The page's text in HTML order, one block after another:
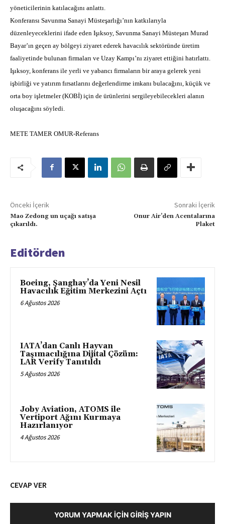
yöneticilerinin katılacağını anlattı.
Konferansı Savunma Sanayi Müsteşarlığı’nın katkılarıyla
düzenleyeceklerini ifade eden Işıksoy, Savunma Sanayi Müsteşarı Murad
Bayar’ın geçen ay bölgeyi ziyaret ederek havacılık sektöründe üretim
faaliyetinde bulunan firmaları ve Uzay Kampı’nı ziyaret ettiğini hatırlattı.
Işıksoy, konferans ile yerli ve yabancı firmaların bir araya gelerek yeni
işbirliği ve yatırım fırsatlarını değerlendirme imkanı bulacağını, küçük ve
orta boy işletmeler (KOBİ) için de ürünlerini sergileyebilecekleri alanın
oluşacağını söyledi.
METE TAMER OMUR-Referans
Önceki İçerik
Mao Zedong un uçağı satışa
çıkarıldı.
Sonraki İçerik
Onur Air’den Acentalarına
Plaket
Editörden
Boeing, Şanghay’da Yeni Nesil
Havacılık Eğitim Merkezini Açtı
6 Ağustos 2026
IATA’dan Canlı Hayvan
Taşımacılığına Dijital Çözüm:
LAR Verify Tanıtıldı
5 Ağustos 2026
Joby Aviation, ATOMS ile
Vertiport Ağını Kurmaya
Hazırlanıyor
4 Ağustos 2026
CEVAP VER
YORUM YAPMAK İÇIN GIRIŞ YAPIN